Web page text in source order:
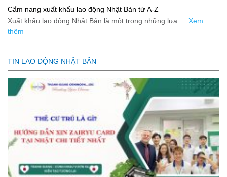
Cẩm nang xuất khẩu lao động Nhật Bản từ A-Z
Xuất khẩu lao động Nhật Bản là một trong những lựa … Xem
thêm
TIN LAO ĐỘNG NHẬT BẢN